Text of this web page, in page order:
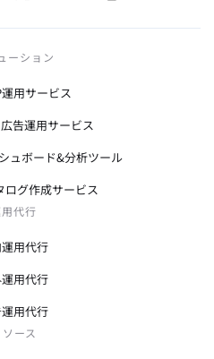
ーション
用サービス
告運用サービス
ュボード&分析ツール
ログ作成サービス
代行
用代行
用代行
用代行
ソース